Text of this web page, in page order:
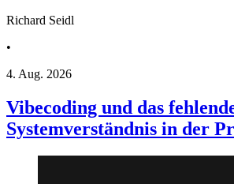
Richard Seidl
•
4. Aug. 2026
Vibecoding und das
Systemverständnis in der